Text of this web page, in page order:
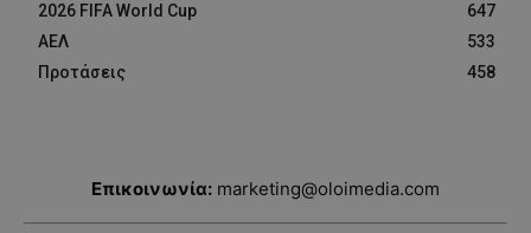
2026 FIFA World Cup
647
ΑΕΛ
533
Προτάσεις
458
Επικοινωνία: marketing@oloimedia.com